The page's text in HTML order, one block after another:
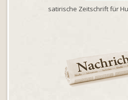
satirische Zeitschrift für